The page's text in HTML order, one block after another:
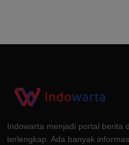
Indowarta menjadi portal berita
terlengkap. Ada banyak